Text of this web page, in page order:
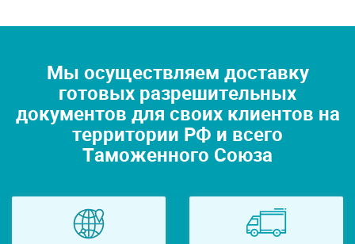
Мы осуществляем доставку
готовых разрешительных
документов для своих клиентов на
территории РФ и всего
Таможенного Союза